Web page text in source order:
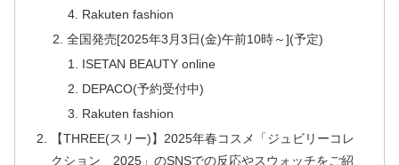
Rakuten fashion
全国発売[2025年3月3日(金)午前10時～](予定)
ISETAN BEAUTY online
DEPACO(予約受付中)
Rakuten fashion
【THREE(スリー)】2025年春コスメ「ジュビリーコレ
クション 2025」のSNSでの反応やスウォッチをご紹